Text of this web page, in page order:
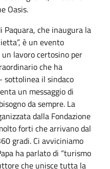
Oasis.
Paquara, che inaugura la
è un evento
lavoro certosino per
che ha
il sindaco
un messaggio di
da sempre. La
dalla Fondazione
forti che arrivano dal
gradi. Ci avviciniamo
ha parlato di “turismo
che unisce tutta la